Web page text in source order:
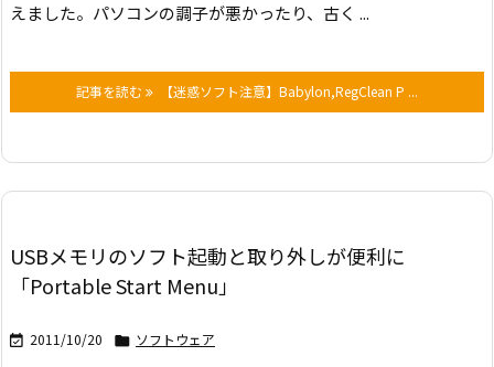
えました。 パソコンの調子が悪かったり、古く ...
記事を読む 【迷惑ソフト注意】Babylon,RegClean P ...
USBメモリのソフト起動と取り外しが便利に
「Portable Start Menu」
 2011/10/20  ソフトウェア